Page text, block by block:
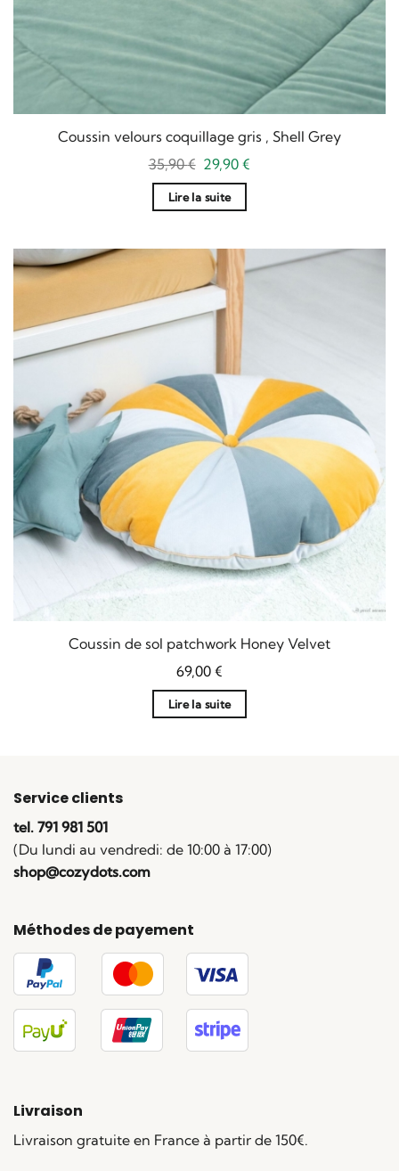
Coussin velours coquillage gris , Shell Grey
35,90€ Le
prix
initial
était :
29,90€
Lire la suite
Coussin de sol patchwork Honey Velvet
69,00 €
Lire la suite
Service clients
tel. 791 981 501
(Du lundi au vendredi: de 10:00 à 17:00)
shop@cozydots.com
Méthodes de payement
Livraison
Livraison gratuite en France à partir de 150€.